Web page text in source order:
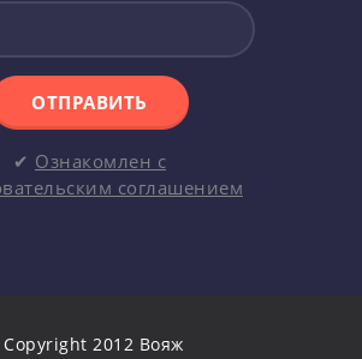
ОТПРАВИТЬ
✔ Ознакомлен с
соглашением
Copyright 2012 Вояж